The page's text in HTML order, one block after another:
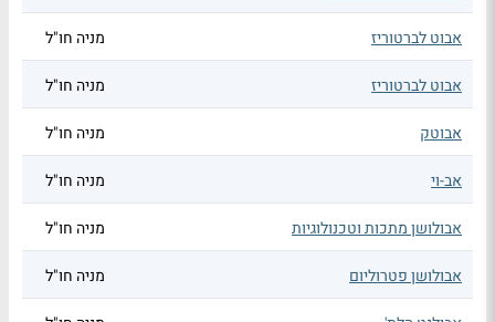
אבוט לברטוריז מניה חו"ל
אבוט לברטוריז מניה חו"ל
אבוטק מניה חו"ל
אב-וי מניה חו"ל
אבולושן מתכות וטכנולוגיות מניה חו"ל
אבולושן פטרוליום מניה חו"ל